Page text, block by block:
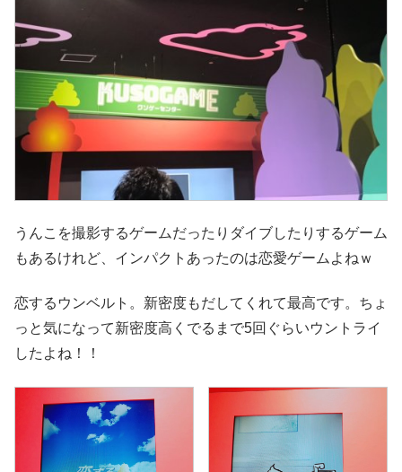
うんこを撮影するゲームだったりダイブしたりするゲーム
もあるけれど、インパクトあったのは恋愛ゲームよねｗ
恋するウンベルト。新密度もだしてくれて最高です。ちょ
っと気になって新密度高くでるまで5回ぐらいウントライ
したよね！！